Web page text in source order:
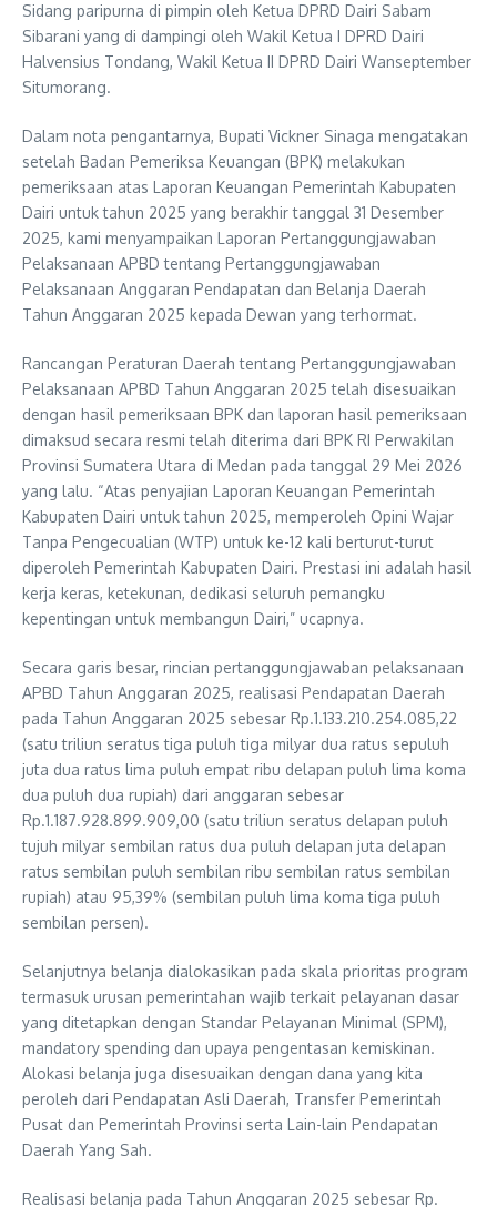
Sidang paripurna di pimpin oleh Ketua DPRD Dairi Sabam
Sibarani yang di dampingi oleh Wakil Ketua I DPRD Dairi
Halvensius Tondang, Wakil Ketua II DPRD Dairi Wanseptember
Situmorang.
Dalam nota pengantarnya, Bupati Vickner Sinaga mengatakan
setelah Badan Pemeriksa Keuangan (BPK) melakukan
pemeriksaan atas Laporan Keuangan Pemerintah Kabupaten
Dairi untuk tahun 2025 yang berakhir tanggal 31 Desember
2025, kami menyampaikan Laporan Pertanggungjawaban
Pelaksanaan APBD tentang Pertanggungjawaban
Pelaksanaan Anggaran Pendapatan dan Belanja Daerah
Tahun Anggaran 2025 kepada Dewan yang terhormat.
Rancangan Peraturan Daerah tentang Pertanggungjawaban
Pelaksanaan APBD Tahun Anggaran 2025 telah disesuaikan
dengan hasil pemeriksaan BPK dan laporan hasil pemeriksaan
dimaksud secara resmi telah diterima dari BPK RI Perwakilan
Provinsi Sumatera Utara di Medan pada tanggal 29 Mei 2026
yang lalu. “Atas penyajian Laporan Keuangan Pemerintah
Kabupaten Dairi untuk tahun 2025, memperoleh Opini Wajar
Tanpa Pengecualian (WTP) untuk ke-12 kali berturut-turut
diperoleh Pemerintah Kabupaten Dairi. Prestasi ini adalah hasil
kerja keras, ketekunan, dedikasi seluruh pemangku
kepentingan untuk membangun Dairi,” ucapnya.
Secara garis besar, rincian pertanggungjawaban pelaksanaan
APBD Tahun Anggaran 2025, realisasi Pendapatan Daerah
pada Tahun Anggaran 2025 sebesar Rp.1.133.210.254.085,22
(satu triliun seratus tiga puluh tiga milyar dua ratus sepuluh
juta dua ratus lima puluh empat ribu delapan puluh lima koma
dua puluh dua rupiah) dari anggaran sebesar
Rp.1.187.928.899.909,00 (satu triliun seratus delapan puluh
tujuh milyar sembilan ratus dua puluh delapan juta delapan
ratus sembilan puluh sembilan ribu sembilan ratus sembilan
rupiah) atau 95,39% (sembilan puluh lima koma tiga puluh
sembilan persen).
Selanjutnya belanja dialokasikan pada skala prioritas program
termasuk urusan pemerintahan wajib terkait pelayanan dasar
yang ditetapkan dengan Standar Pelayanan Minimal (SPM),
mandatory spending dan upaya pengentasan kemiskinan.
Alokasi belanja juga disesuaikan dengan dana yang kita
peroleh dari Pendapatan Asli Daerah, Transfer Pemerintah
Pusat dan Pemerintah Provinsi serta Lain-lain Pendapatan
Daerah Yang Sah.
Realisasi belanja pada Tahun Anggaran 2025 sebesar Rp.